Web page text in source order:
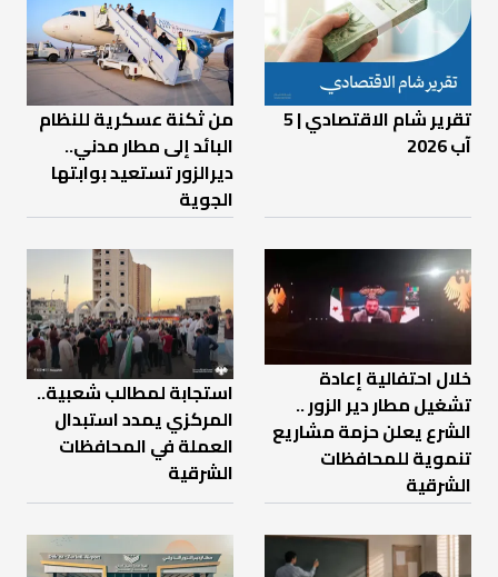
تقرير شام الاقتصادي | 5
آب 2026
من ثكنة عسكرية للنظام
البائد إلى مطار مدني..
ديرالزور تستعيد بوابتها
الجوية
خلال احتفالية إعادة
تشغيل مطار دير الزور ..
الشرع يعلن حزمة مشاريع
تنموية للمحافظات
الشرقية
استجابة لمطالب شعبية..
المركزي يمدد استبدال
العملة في المحافظات
الشرقية